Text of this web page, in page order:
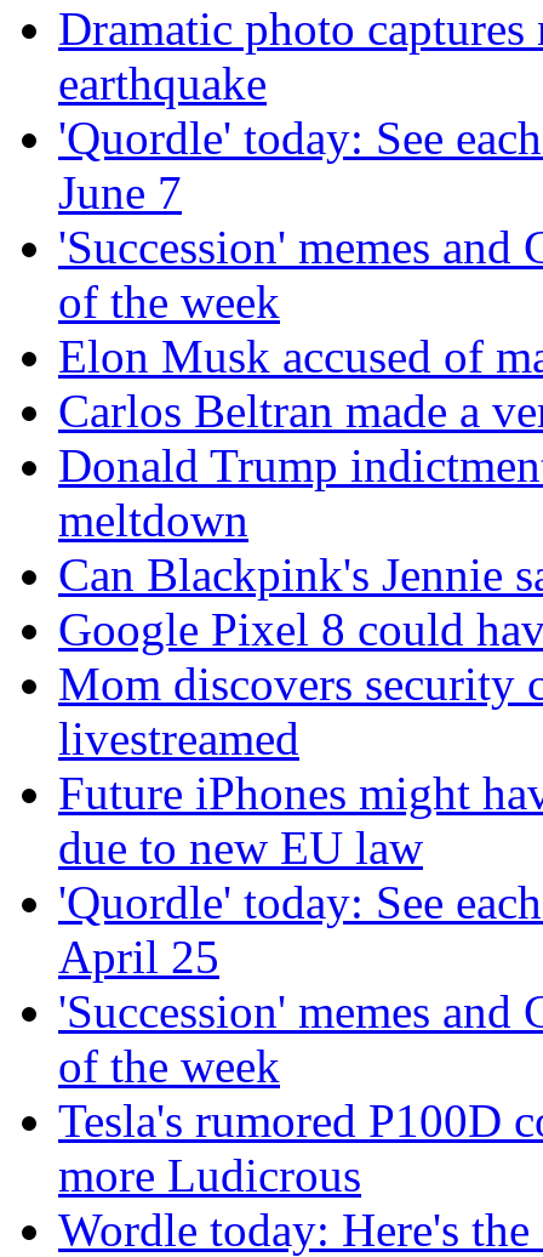
Dramatic photo
earthquake
'Quordle' today: See
June 7
'Succession' memes and
of the week
Elon Musk accused of
Carlos Beltran made a
Donald Trump
meltdown
Can Blackpink's Jennie
Google Pixel 8 could
Mom discovers security
livestreamed
Future iPhones might
due to new EU law
'Quordle' today: See
April 25
'Succession' memes and
of the week
Tesla's rumored P100D
more Ludicrous
Wordle today: Here's